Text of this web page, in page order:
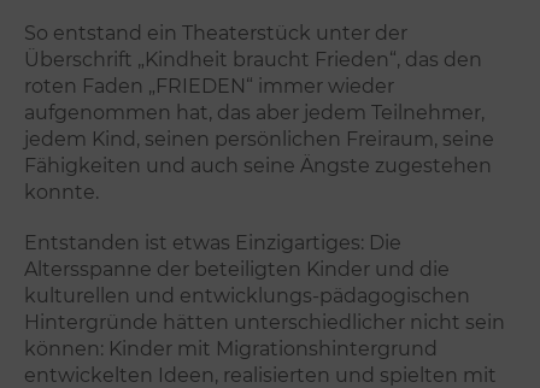
So entstand ein Theaterstück unter der
Überschrift „Kindheit braucht Frieden“, das den
roten Faden „FRIEDEN“ immer wieder
aufgenommen hat, das aber jedem Teilnehmer,
jedem Kind, seinen persönlichen Freiraum, seine
Fähigkeiten und auch seine Ängste zugestehen
konnte.
Entstanden ist etwas Einzigartiges: Die
Altersspanne der beteiligten Kinder und die
kulturellen und entwicklungs-pädagogischen
Hintergründe hätten unterschiedlicher nicht sein
können: Kinder mit Migrationshintergrund
entwickelten Ideen, realisierten und spielten mit